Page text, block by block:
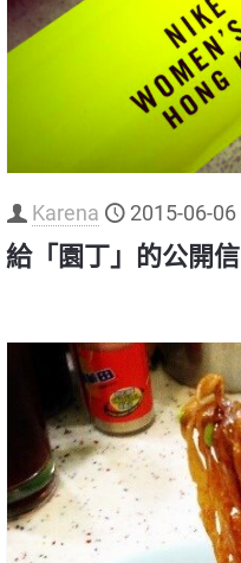
Karena 2015-06-06
給「園丁」的公開信